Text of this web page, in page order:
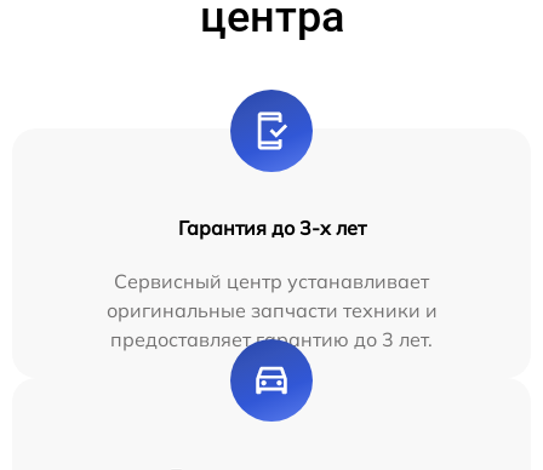
центра
Гарантия до 3-х лет
Сервисный центр устанавливает
оригинальные запчасти техники и
предоставляет гарантию до 3 лет.